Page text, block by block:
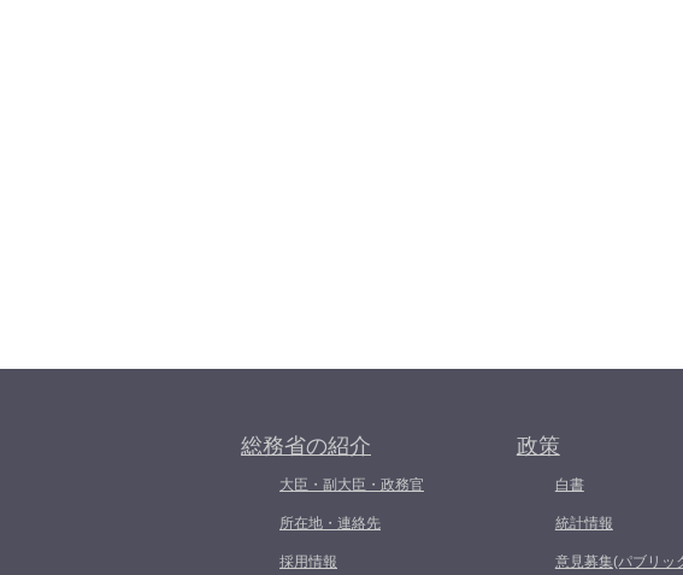
総務省の紹介
大臣・副大臣・政務官
所在地・連絡先
採用情報
政策
白書
統計情報
意見募集(パブリッ